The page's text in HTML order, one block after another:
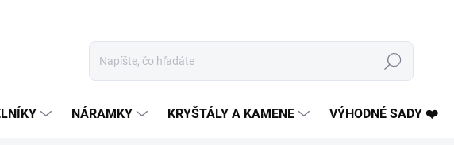
Hľadať
NÁRAMKY KRYŠTÁLY A KAMENE VÝHODNÉ SADY ❤️